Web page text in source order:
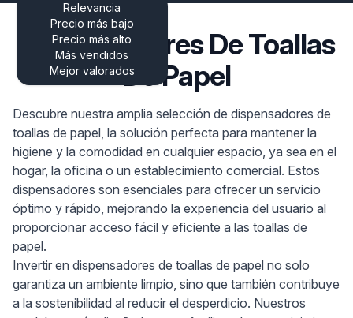
Relevancia
Precio más bajo
Precio más alto
Más vendidos
Mejor valorados
Dispensadores De Toallas
De Papel
Descubre nuestra amplia selección de dispensadores de
toallas de papel, la solución perfecta para mantener la
higiene y la comodidad en cualquier espacio, ya sea en el
hogar, la oficina o un establecimiento comercial. Estos
dispensadores son esenciales para ofrecer un servicio
óptimo y rápido, mejorando la experiencia del usuario al
proporcionar acceso fácil y eficiente a las toallas de
papel.
Invertir en dispensadores de toallas de papel no solo
garantiza un ambiente limpio, sino que también contribuye
a la sostenibilidad al reducir el desperdicio. Nuestros